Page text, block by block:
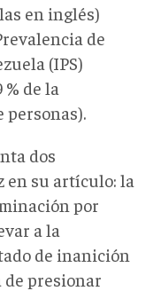
en inglés)
de
(IPS)
de la
personas).
dos
en su artículo: la
por
a la
de inanición
de presionar